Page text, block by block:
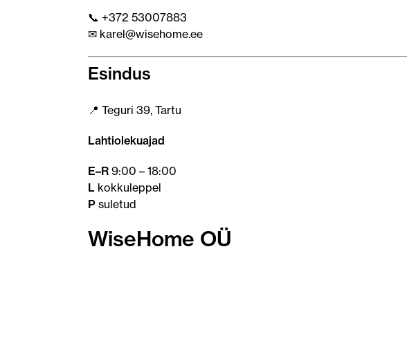
📞 +372 53007883
✉ karel@wisehome.ee
Esindus
📍 Teguri 39, Tartu
Lahtiolekuajad
E–R 9:00 – 18:00
L kokkuleppel
P suletud
WiseHome OÜ